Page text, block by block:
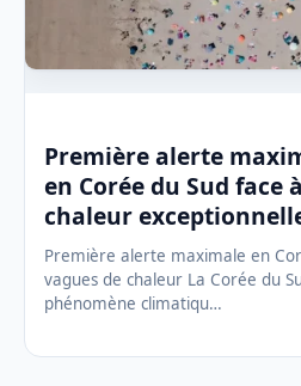
Première alerte
en Corée du Sud face
chaleur
Première alerte maximale en
vagues de chaleur La Corée du
phénomène climatiqu…